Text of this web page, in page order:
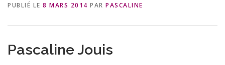
PUBLIÉ LE 8 MARS 2014 PAR PASCALINE
Pascaline Jouis